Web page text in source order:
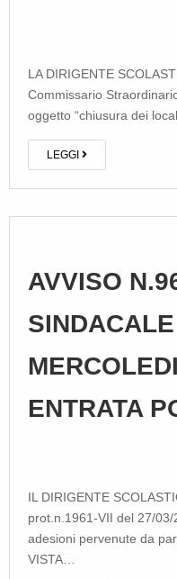
LA DIRIGENTE
Commissario
oggetto “chiusura dei
LEGGI
AVVISO
ENTRATA
IL DIRIGENTE
prot.n.1961-VII del 27/03/
adesioni pervenute da
VISTA…